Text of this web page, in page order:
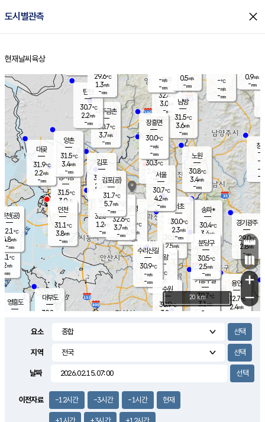
도시별관측 close
홈
현재날씨 육상
의도
℃
m/s
mm
영흥도
양주
32.4℃
3.0
-mm
과천
30.8℃
2.5m/s
- mm
용인
32.7℃
2.4m/s
경기광주
29.0℃
2.8m/s
-mm
4.1m/s
대부도
30.8
경서동
31.5℃
3.0m/s
-mm
파주금촌
30.7℃
3.7m/s
-mm
-℃
-m/s
-mm
대곶
31.9℃
2.2m/s
-mm
창
-
-m/
-
탄현
30.7℃
2.2m/s
-mm
0.9m/s
-mm
의왕
- ℃
m/s
mm
김포
31.0℃
2.1 m/s
mm
광명
31.4 ℃
2.9 m/s
-mm
부천
32.5℃
1.2m/s
-mm
양촌
31.5℃
3.4m/s
-mm
구로
32.6℃
3.7m/s
-mm
은평
30.3℃
2.4 m/s
- mm
노원
30.8℃
3.4m/s
-mm
송파*
30.4℃
3.4m/s
-mm
서초
30.0℃
2.3m/s
-mm
남방
31.5℃
3.6m/s
-mm
기흥구갈
30.7℃
3.1m/s
-
수리산길
30.9℃
-m/s
-mm
분당구
30.5℃
2.5m/s
-mm
장흥면
30.0℃
-m/s
-mm
-m/s
-mm
인천(공)
32.1℃
4.8m/s
-mm
김포(공)
31.7℃
5.7m/s
-mm
수원
30.9℃
3.8 m/s
인천
31.1℃
3.8m/s
-mm
서울
30.7℃
4.2m/s
-mm
29.6℃
1.3m/s
-mm
0.5m/s
-mm
+
−
20 km
요소
지역
날짜
이전자료 -12시간 -3시간 -1시간 현재